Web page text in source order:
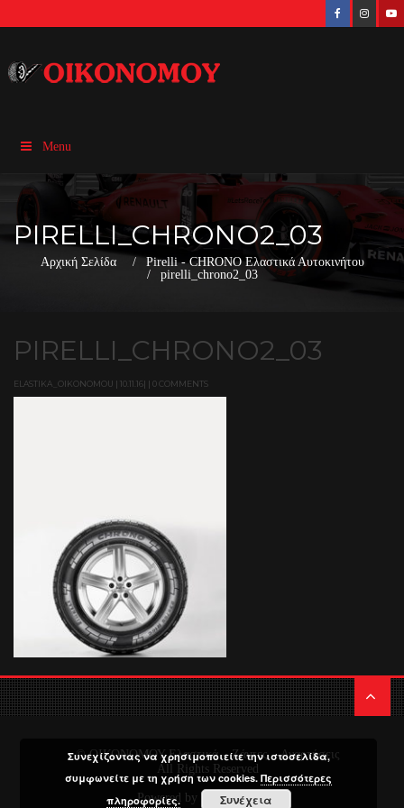
Menu
PIRELLI_CHRONO2_03
Αρχική Σελίδα
Pirelli - CHRONO Ελαστικά Αυτοκινήτου
pirelli_chrono2_03
PIRELLI_CHRONO2_03
ELASTIKA_OIKONOMOU | 10.11.16| | 0 COMMENTS
© ΟΙΚΟΝΟΜΟΥ Ελαστικά – Ζάντες – Αναρτήσεις
All Rights Reserved
Powered by Media Planners
Συνεχίζοντας να χρησιμοποιείτε την ιστοσελίδα,
συμφωνείτε με τη χρήση των cookies.Περισσότερες
πληροφορίες.
Συνέχεια